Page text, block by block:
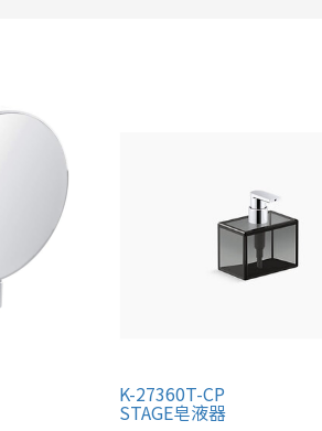
K-27360T-CP
STAGE皂液器